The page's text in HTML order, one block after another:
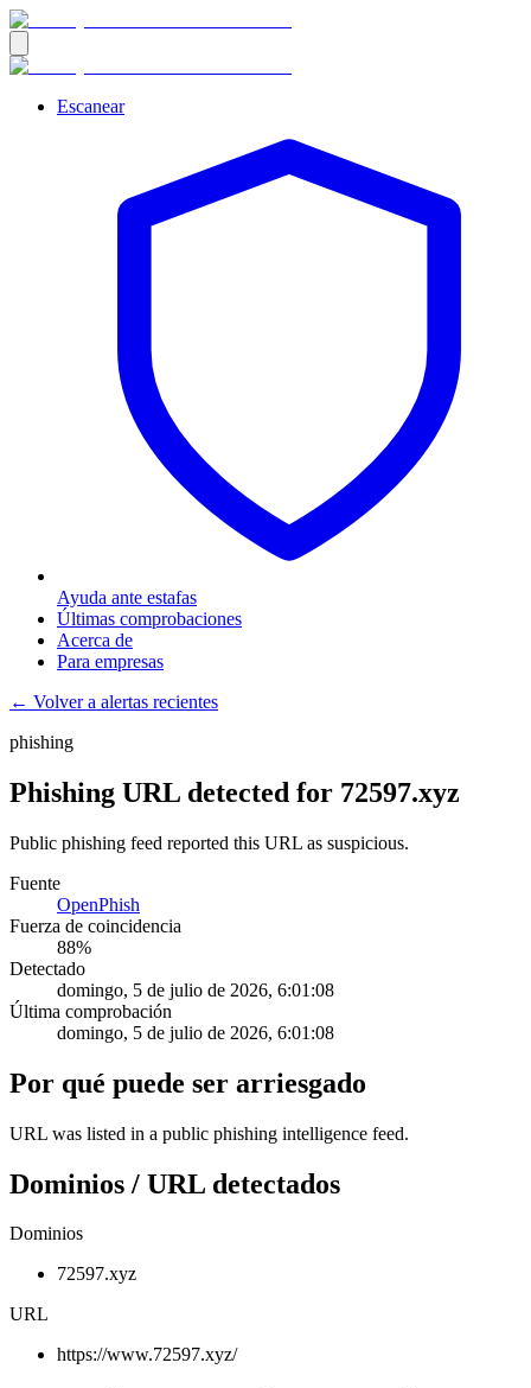
Escanear
Ayuda ante estafas
Últimas comprobaciones
Acerca de
Para empresas
← Volver a alertas recientes
phishing
Phishing URL detected for 72597.xyz
Public phishing feed reported this URL as suspicious.
Fuente
OpenPhish
Fuerza de coincidencia
88%
Detectado
domingo, 5 de julio de 2026, 6:01:08
Última comprobación
domingo, 5 de julio de 2026, 6:01:08
Por qué puede ser arriesgado
URL was listed in a public phishing intelligence feed.
Dominios / URL detectados
Dominios
72597.xyz
URL
https://www.72597.xyz/